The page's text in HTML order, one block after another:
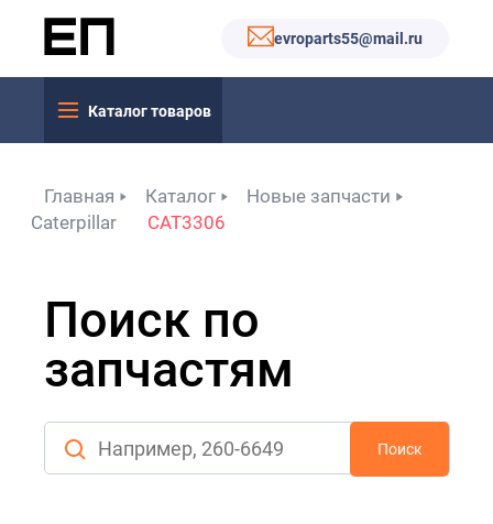
evroparts55@mail.ru
Каталог товаров
Главная Каталог
Новые запчасти
Caterpillar
CAT3306
Поиск по
запчастям
Поиск